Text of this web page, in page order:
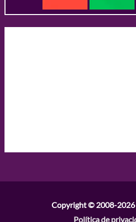
Copyright © 2008-2026
Política de